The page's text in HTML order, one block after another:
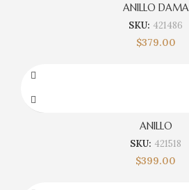
ANILLO DAMA
SKU: 421486
$379.00
ANILLO
SKU: 421518
$399.00